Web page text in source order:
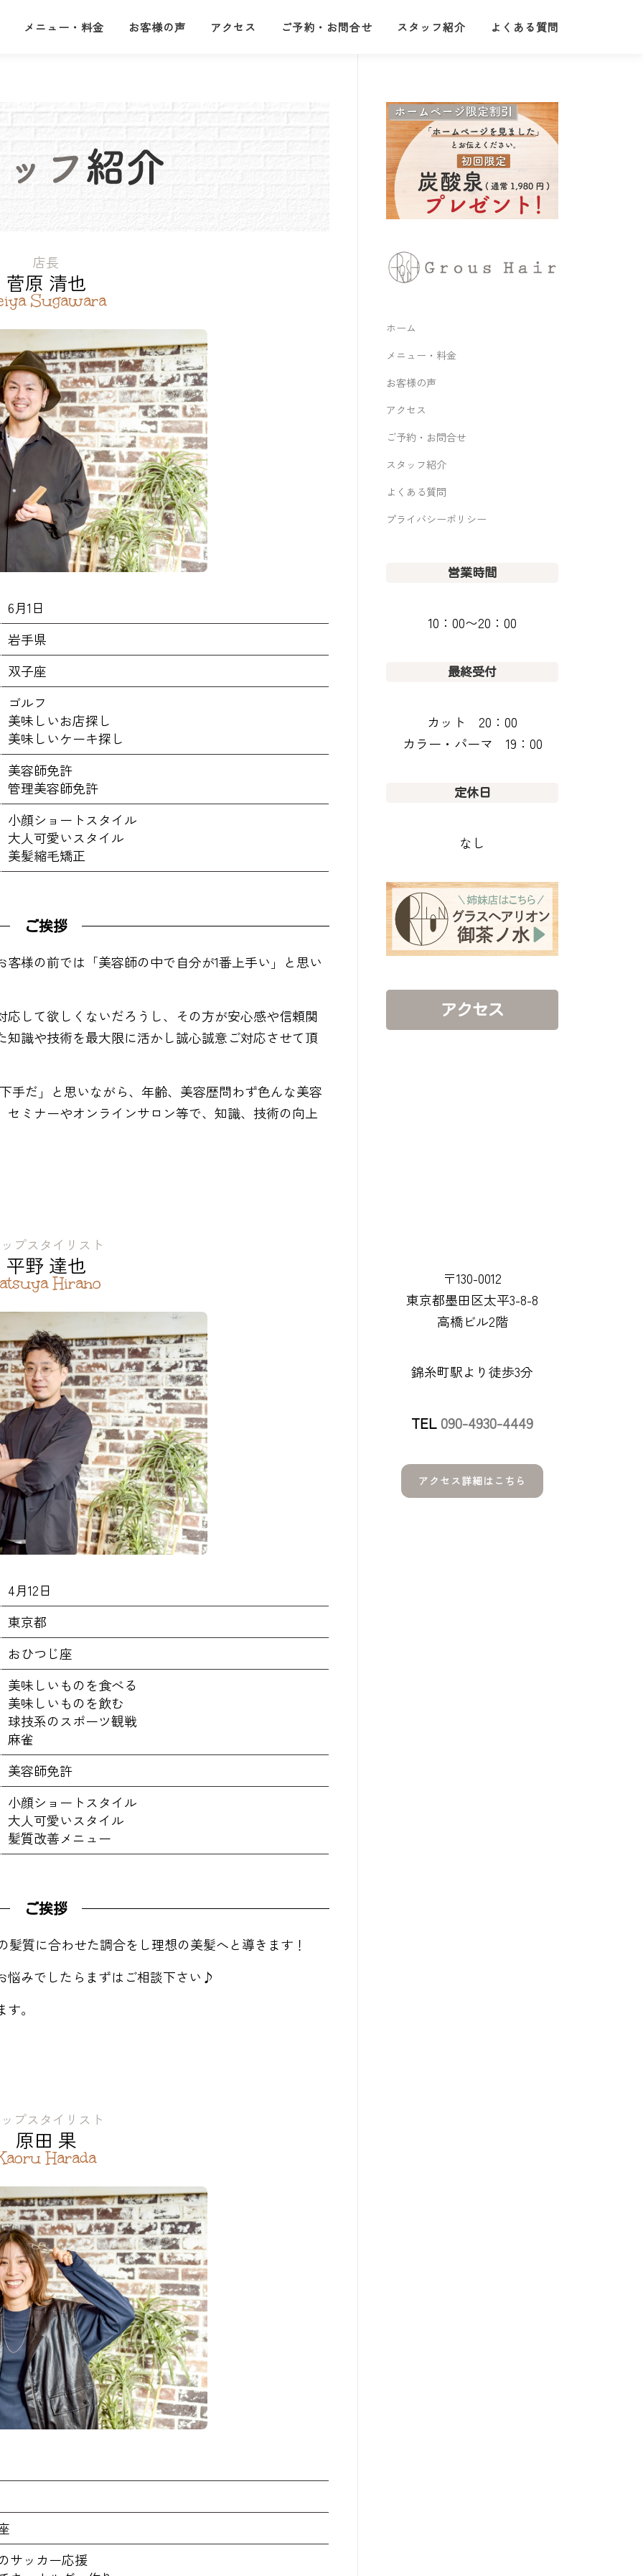
メニュー・料金 お客様の声 アクセス ご予約・お問合せ スタッフ紹介 よくある質問
店長
菅原 清也
Sugawara
6月1日
岩手県
双子座
ゴルフ
美味しいお店探し
美味しいケーキ探し
美容師免許
管理美容師免許
小顔ショートスタイル
大人可愛いスタイル
美髪縮毛矯正
ご挨拶
様の前では「美容師の中で自分が1番上手い」と思い
して欲しくないだろうし、その方が安心感や信頼関
識や技術を最大限に活かし誠心誠意ご対応させて頂
手だ」と思いながら、年齢、美容歴問わず色んな美容
ミナーやオンラインサロン等で、知識、技術の向上
プスタイリスト
平野 達也
Hirano
4月12日
東京都
おひつじ座
美味しいものを食べる
美味しいものを飲む
球技系のスポーツ観戦
麻雀
美容師免許
小顔ショートスタイル
大人可愛いスタイル
髪質改善メニュー
ご挨拶
髪質に合わせた調合をし理想の美髪へと導きます！
悩みでしたらまずはご相談下さい♪
。
プスタイリスト
原田 果
Harada
サッカー応援
ホーム
メニュー・料金
お客様の声
アクセス
ご予約・お問合せ
スタッフ紹介
よくある質問
プライバシーポリシー
営業時間
10：00〜20：00
最終受付
カット 20：00
カラー・パーマ 19：00
定休日
なし
アクセス
〒130-0012
東京都墨田区太平3-8-8
高橋ビル2階
錦糸町駅より徒歩3分
TEL 090-4930-4449
アクセス詳細はこちら